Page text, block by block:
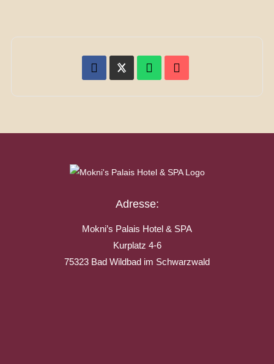
Adresse:
Mokni’s Palais Hotel & SPA
Kurplatz 4-6
75323 Bad Wildbad im Schwarzwald